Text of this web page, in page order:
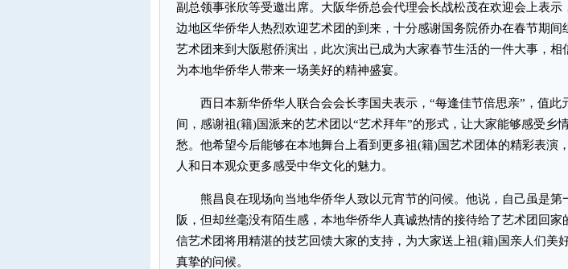
副总领事张欣等受邀出席。大阪华侨总会代理会长战松茂在欢迎会上表示
边地区华侨华人热烈欢迎艺术团的到来，十分感谢国务院侨办在春节期间
艺术团来到大阪慰侨演出，此次演出已成为大家春节生活的一件大事，相
为本地华侨华人带来一场美好的精神盛宴。
西日本新华侨华人联合会会长李国夫表示，“每逢佳节倍思亲”，值此
间，感谢祖(籍)国派来的艺术团以“艺术拜年”的形式，让大家能够感受乡
愁。他希望今后能够在本地舞台上看到更多祖(籍)国艺术团体的精彩表演
人和日本观众更多感受中华文化的魅力。
熊昌良在现场向当地华侨华人致以元宵节的问候。他说，自己虽是第
阪，但却丝毫没有陌生感，本地华侨华人真诚热情的接待给了艺术团回家
信艺术团将用精湛的技艺回馈大家的支持，为大家送上祖(籍)国亲人们美
真挚的问候。